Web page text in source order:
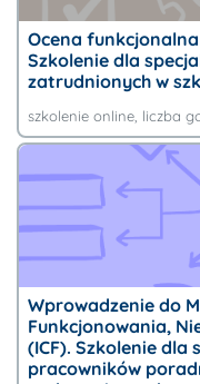
Ocena
Szkolenie dla
zatrudnionych w
szkolenie online, liczba
Wprowadzenie do
Funkcjonowania,
(ICF). Szkolenie dla
pracowników